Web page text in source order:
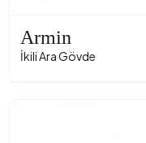
Armin
İkili Ara Gövde